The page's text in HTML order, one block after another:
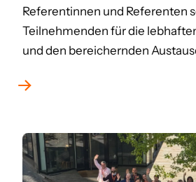
Referentinnen und Referenten
Teilnehmenden für die
und den bereichernden